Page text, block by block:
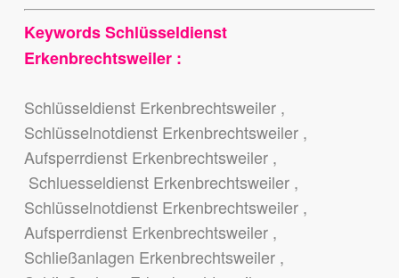
Keywords Schlüsseldienst
Erkenbrechtsweiler :
Schlüsseldienst Erkenbrechtsweiler ,
Schlüsselnotdienst Erkenbrechtsweiler ,
Aufsperrdienst Erkenbrechtsweiler ,
Schluesseldienst Erkenbrechtsweiler ,
Schlüsselnotdienst Erkenbrechtsweiler ,
Aufsperrdienst Erkenbrechtsweiler ,
Schließanlagen Erkenbrechtsweiler ,